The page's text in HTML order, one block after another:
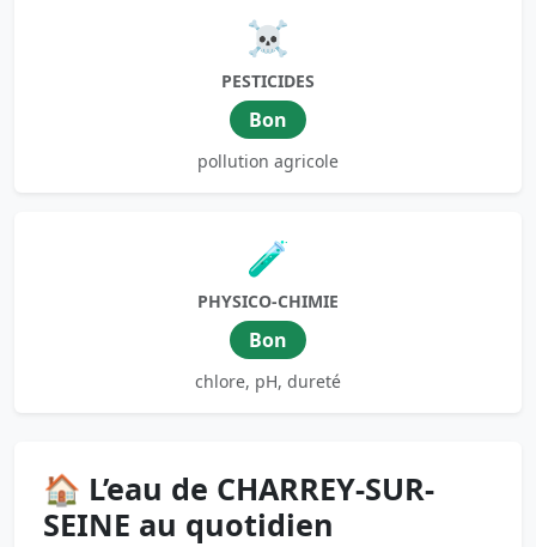
☠️
PESTICIDES
Bon
pollution agricole
🧪
PHYSICO-CHIMIE
Bon
chlore, pH, dureté
🏠 L’eau de CHARREY-SUR-
SEINE au quotidien